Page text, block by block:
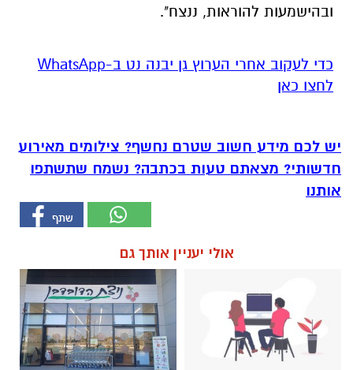
ובהישמעות להוראות, ננצח".
‏כדי לעקוב אחרי הערוץ גן יבנה נט ב-WhatsApp
לחצו כאן
יש לכם מידע חשוב שטרם נחשף? צילומים מאירוע
חדשותי? מצאתם טעות בכתבה? נשמח שתשתפו
אותנו
אולי יעניין אותך גם